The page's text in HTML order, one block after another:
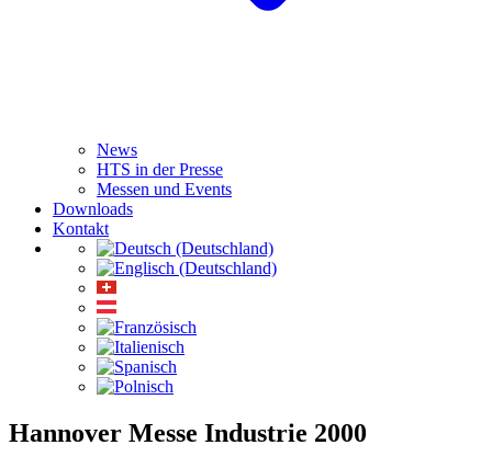
News
HTS in der Presse
Messen und Events
Downloads
Kontakt
Hannover Messe Industrie 2000